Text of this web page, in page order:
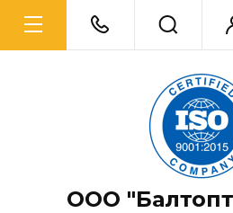
ООО